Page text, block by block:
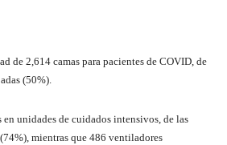
de 2,614 camas para pacientes de COVID, de
(50%).
unidades de cuidados intensivos, de las
mientras que 486 ventiladores